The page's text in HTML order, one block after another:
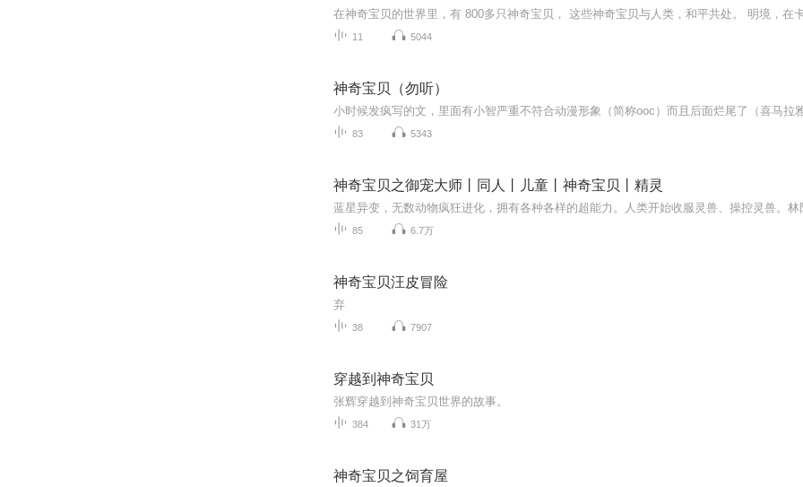
11 5044
神奇宝贝（勿听）
83 5343
神奇宝贝之御宠大师丨同人丨儿童丨神奇宝贝丨精灵
85 6.7万
神奇宝贝汪皮冒险
弃
38 7907
穿越到神奇宝贝
张辉穿越到神奇宝贝世界的故事。
384 31万
神奇宝贝之饲育屋